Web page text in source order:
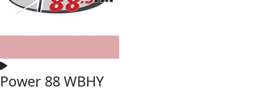
Power 88 WBHY